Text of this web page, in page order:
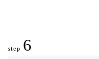
step 6